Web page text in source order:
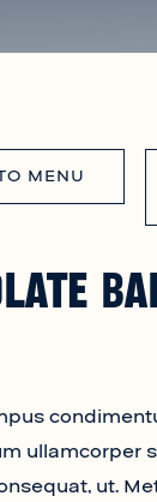
MENU
ullamcorper
ut.